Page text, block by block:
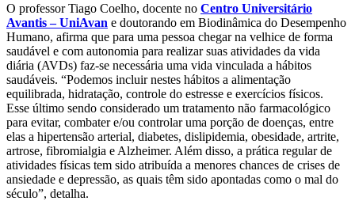
O professor Tiago Coelho, docente no Centro Universitário
Avantis – UniAvan e doutorando em Biodinâmica do Desempenho
Humano, afirma que para uma pessoa chegar na velhice de forma
saudável e com autonomia para realizar suas atividades da vida
diária (AVDs) faz-se necessária uma vida vinculada a hábitos
saudáveis. “Podemos incluir nestes hábitos a alimentação
equilibrada, hidratação, controle do estresse e exercícios físicos.
Esse último sendo considerado um tratamento não farmacológico
para evitar, combater e/ou controlar uma porção de doenças, entre
elas a hipertensão arterial, diabetes, dislipidemia, obesidade, artrite,
artrose, fibromialgia e Alzheimer. Além disso, a prática regular de
atividades físicas tem sido atribuída a menores chances de crises de
ansiedade e depressão, as quais têm sido apontadas como o mal do
século”, detalha.